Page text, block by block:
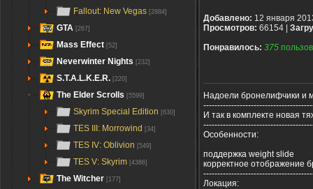
Fallout: New Vegas [2884]
GTA [267]
Mass Effect [52]
Neverwinter Nights [232]
S.T.A.L.K.E.R. [220]
The Elder Scrolls [5599]
Skyrim Special Edition [630]
TES III: Morrowind [34]
TES IV: Oblivion [549]
TES V: Skyrim [4386]
The Witcher [177]
Добавлено: 12 января
Просмотров: 66154 |
Понравилось: 375
Надоели бронелифчики и
И так в комплекте новая
Особенности:
поддержка weight slide
корректное отображение
Локация: